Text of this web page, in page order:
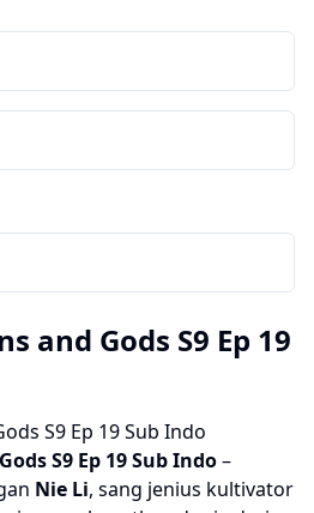
and Gods S9 Ep 19
S9 Ep 19 Sub Indo
S9 Ep 19 Sub Indo–
Nie Li, sang jenius kultivator